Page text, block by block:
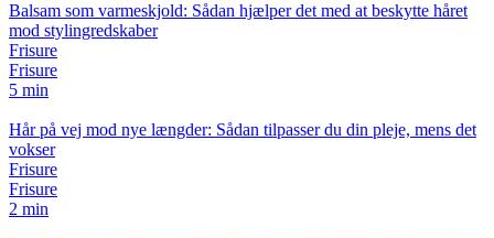
Balsam som varmeskjold: Sådan hjælper det med at beskytte håret
mod stylingredskaber
Frisure
Frisure
5 min
Hår på vej mod nye længder: Sådan tilpasser du din pleje, mens det
vokser
Frisure
Frisure
2 min